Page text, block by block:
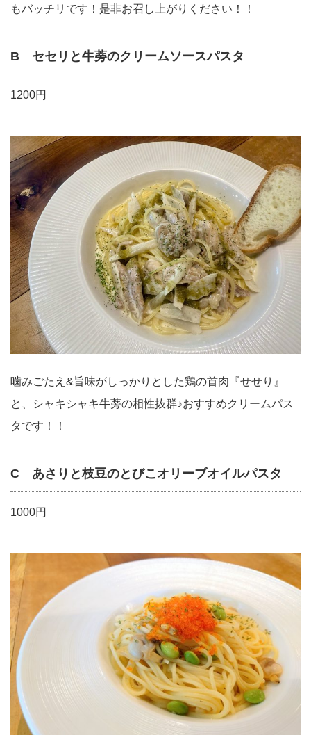
もバッチリです！是非お召し上がりください！！
B セセリと牛蒡のクリームソースパスタ
1200円
噛みごたえ&旨味がしっかりとした鶏の首肉『せせり』
と、シャキシャキ牛蒡の相性抜群♪おすすめクリームパス
タです！！
C あさりと枝豆のとびこオリーブオイルパスタ
1000円